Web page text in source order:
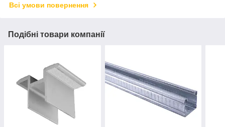
Всі умови повернення
Подібні товари компанії